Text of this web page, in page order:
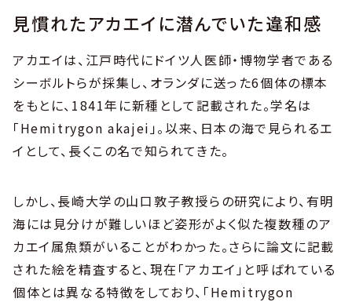
見慣れたアカエイに潜んでいた違和感
アカエイは、江戸時代にドイツ人医師・博物学者である
シーボルトらが採集し、オランダに送った6個体の標本
をもとに、1841年に新種として記載された。学名は
「Hemitrygon akajei」。以来、日本の海で見られるエ
イとして、長くこの名で知られてきた。
しかし、長崎大学の山口敦子教授らの研究により、有明
海には見分けが難しいほど姿形がよく似た複数種のア
カエイ属魚類がいることがわかった。さらに論文に記載
された絵を精査すると、現在「アカエイ」と呼ばれている
個体とは異なる特徴をしており、「Hemitrygon